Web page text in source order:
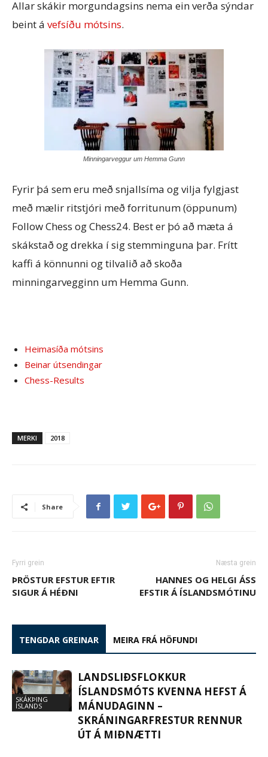
Allar skákir morgundagsins nema ein verða sýndar
beint á vefsíðu mótsins.
Minningarveggur um Hemma Gunn
Fyrir þá sem eru með snjallsíma og vilja fylgjast
með mælir ritstjóri með forritunum (öppunum)
Follow Chess og Chess24. Best er þó að mæta á
skákstað og drekka í sig stemminguna þar. Frítt
kaffi á könnunni og tilvalið að skoða
minningarvegginn um Hemma Gunn.
Heimasíða mótsins
Beinar útsendingar
Chess-Results
MERKI 2018
Share
Fyrri grein
ÞRÖSTUR EFSTUR EFTIR
SIGUR Á HÉÐNI
Næsta grein
HANNES OG HELGI ÁSS
EFSTIR Á ÍSLANDSMÓTINU
TENGDAR GREINAR MEIRA FRÁ HÖFUNDI
SKÁKÞING
ÍSLANDS
LANDSLIÐSFLOKKUR
ÍSLANDSMÓTS KVENNA HEFST Á
MÁNUDAGINN –
SKRÁNINGARFRESTUR RENNUR
ÚT Á MIÐNÆTTI